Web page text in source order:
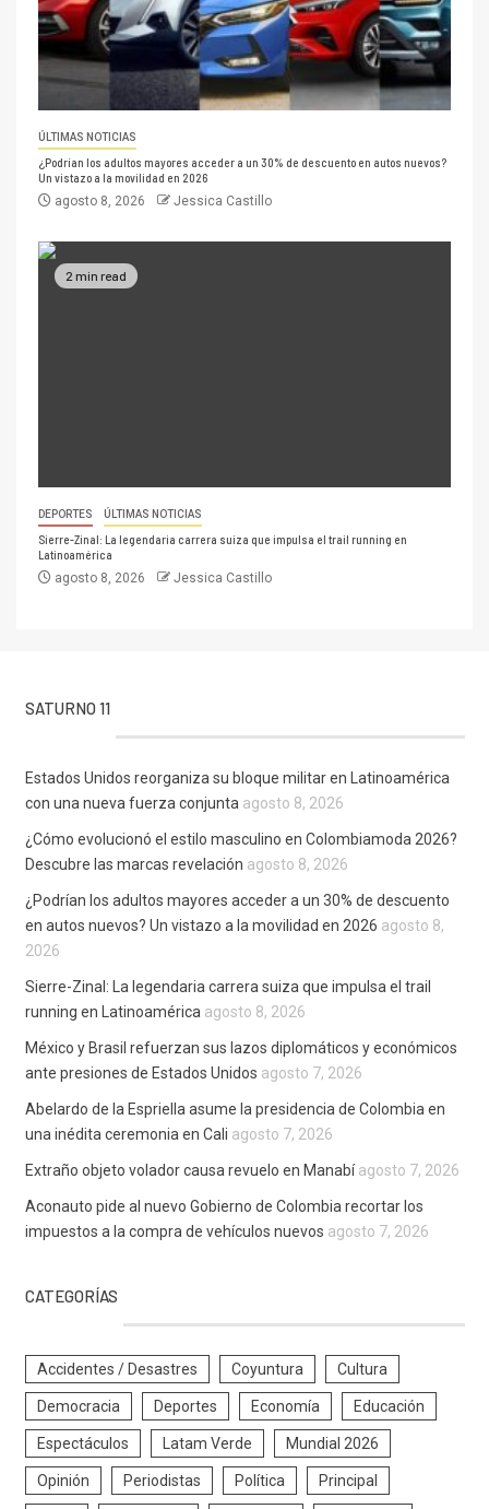
ÚLTIMAS NOTICIAS
¿Podrían los adultos mayores acceder a un 30% de descuento en autos nuevos?
Un vistazo a la movilidad en 2026
agosto 8, 2026 Jessica Castillo
2 min read
DEPORTES ÚLTIMAS NOTICIAS
Sierre-Zinal: La legendaria carrera suiza que impulsa el trail running en
Latinoamérica
agosto 8, 2026 Jessica Castillo
SATURNO 11
Estados Unidos reorganiza su bloque militar en Latinoamérica
con una nueva fuerza conjunta agosto 8, 2026
¿Cómo evolucionó el estilo masculino en Colombiamoda 2026?
Descubre las marcas revelación agosto 8, 2026
¿Podrían los adultos mayores acceder a un 30% de descuento
en autos nuevos? Un vistazo a la movilidad en 2026 agosto 8,
2026
Sierre-Zinal: La legendaria carrera suiza que impulsa el trail
running en Latinoamérica agosto 8, 2026
México y Brasil refuerzan sus lazos diplomáticos y económicos
ante presiones de Estados Unidos agosto 7, 2026
Abelardo de la Espriella asume la presidencia de Colombia en
una inédita ceremonia en Cali agosto 7, 2026
Extraño objeto volador causa revuelo en Manabí agosto 7, 2026
Aconauto pide al nuevo Gobierno de Colombia recortar los
impuestos a la compra de vehículos nuevos agosto 7, 2026
CATEGORÍAS
Accidentes / Desastres Coyuntura Cultura
Democracia Deportes Economía Educación
Espectáculos Latam Verde Mundial 2026
Opinión Periodistas Política Principal